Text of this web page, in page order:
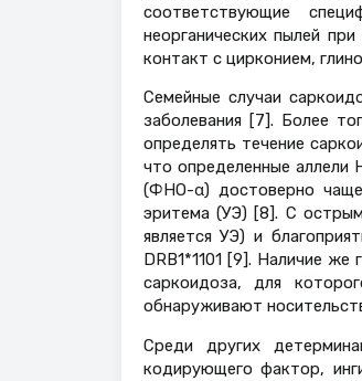
соответствующие
неорганических пылей
контакт с цирконием,
Семейные случаи
заболевания [7]. Более
определять течение
что определенные аллели
(ФНО-α) достоверно
эритема (УЭ) [8]. С
является УЭ) и
DRB1*1101 [9]. Наличие
саркоидоза, для
обнаруживают
Cреди других
кодирующего фактор,